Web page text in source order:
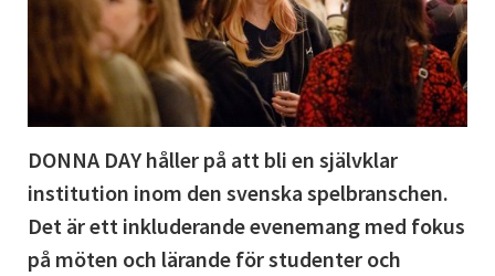
DONNA DAY håller på att bli en självklar
institution inom den svenska spelbranschen.
Det är ett inkluderande evenemang med fokus
på möten och lärande för studenter och